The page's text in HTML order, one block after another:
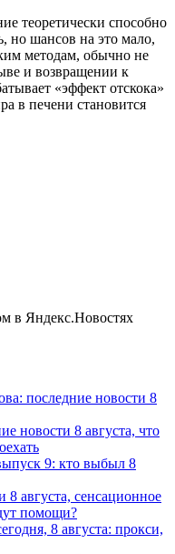
теоретически способно
но шансов на это мало,
методам, обычно не
и возвращении к
«эффект отскока»
в печени становится
в Яндекс.Новостях
последние новости 8
новости 8 августа, что
9: кто выбыл 8
8 августа, сенсационное
помощи?
8 августа: прокси,